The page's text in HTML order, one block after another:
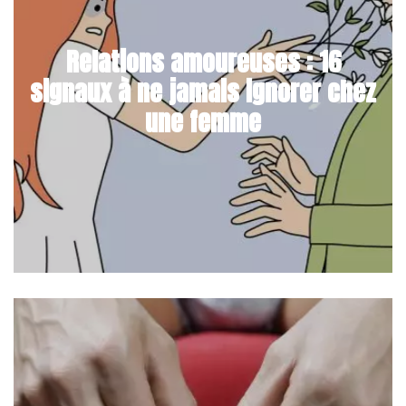
Relations amoureuses : 16
signaux à ne jamais ignorer chez
une femme